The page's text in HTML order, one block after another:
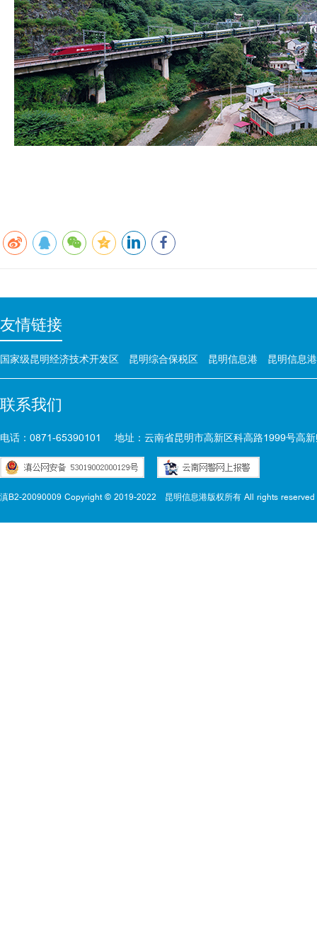
友情链接
国家级昆明经济技术开发区 昆明综合保税区 昆明信息港 昆明信息
联系我们
电话：0871-65390101 地址：云南省昆明市高新区科高路1999号高
滇B2-20090009 Copyright © 2019-2022 昆明信息港版权所有 All rights reserved